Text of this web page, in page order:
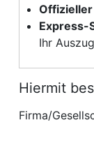
Offizieller
Express-
Ihr
Hiermit
Firma/